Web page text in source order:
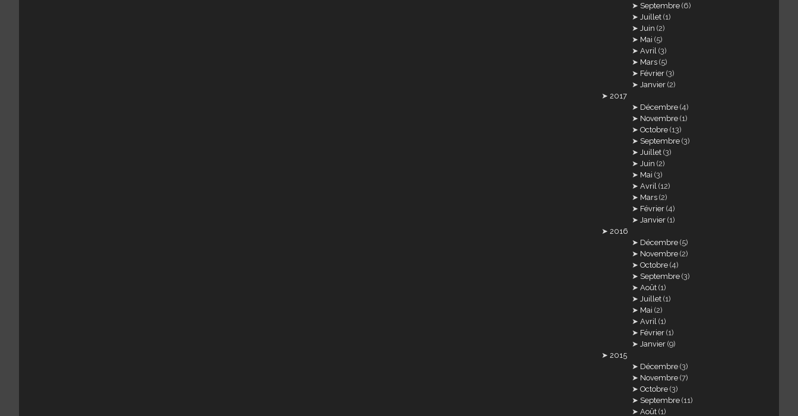
Septembre (6)
Juillet (1)
Juin (2)
Mai (5)
Avril (3)
Mars (5)
Février (3)
Janvier (2)
2017
Décembre (4)
Novembre (1)
Octobre (13)
Septembre (3)
Juillet (3)
Juin (2)
Mai (3)
Avril (12)
Mars (2)
Février (4)
Janvier (1)
2016
Décembre (5)
Novembre (2)
Octobre (4)
Septembre (3)
Août (1)
Juillet (1)
Mai (2)
Avril (1)
Février (1)
Janvier (9)
2015
Décembre (3)
Novembre (7)
Octobre (3)
Septembre (11)
Août (1)